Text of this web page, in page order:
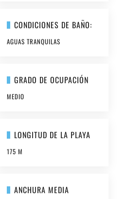
CONDICIONES DE BAÑO:
AGUAS TRANQUILAS
GRADO DE OCUPACIÓN
MEDIO
LONGITUD DE LA PLAYA
175 M
ANCHURA MEDIA